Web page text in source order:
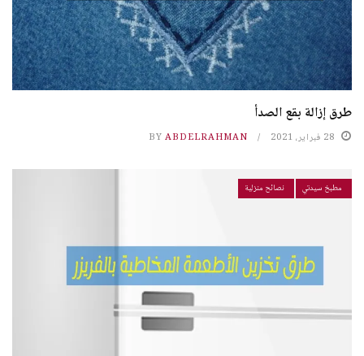
طرق إزالة بقع الصدأ
28 فبراير، 2021 BY ABDELRAHMAN
مطبخ سيدتي نصائح منزلية